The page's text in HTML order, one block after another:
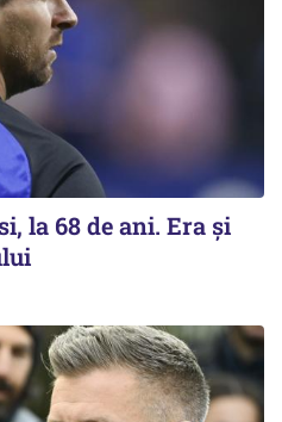
la 68 de ani. Era și